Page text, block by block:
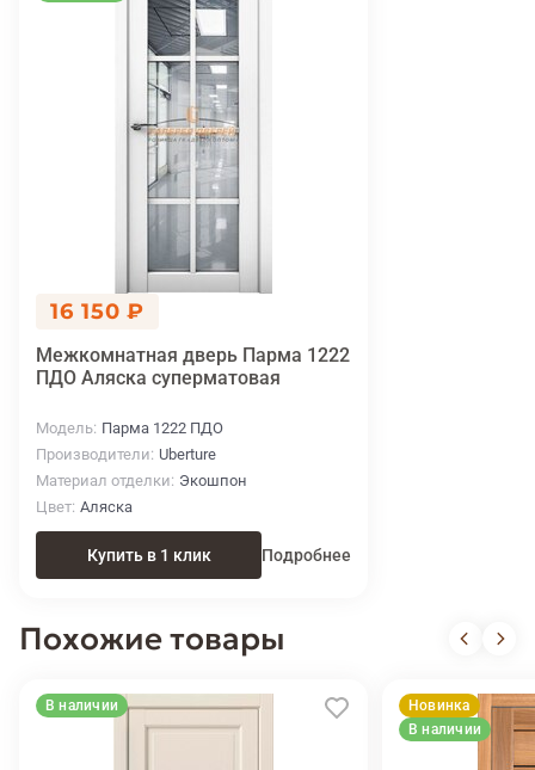
16 150 ₽
Межкомнатная дверь Парма 1222
ПДО Аляска суперматовая
Модель Парма 1222 ПДО
Производители Uberture
Материал отделки Экошпон
Цвет Аляска
Купить в 1 клик Подробнее
Похожие товары
В наличии
Новинка
В наличии